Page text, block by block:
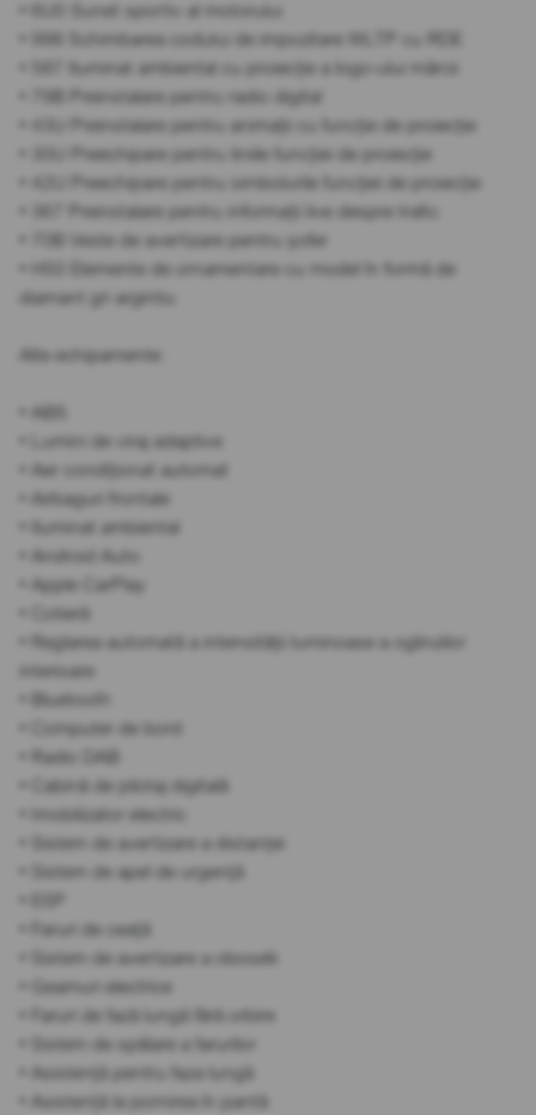
• 6U0 Sunet sportiv al motorului
• 998 Schimbarea codului de impozitare WLTP cu RDE
• 587 Iluminat ambiental cu proiecție a logo-ului mărcii
• 79B Preinstalare pentru radio digital
• 43U Preinstalare pentru animații cu funcție de proiecție
• 30U Preechipare pentru liniile funcției de proiecție
• 42U Preechipare pentru simbolurile funcției de proiecție
• 367 Preinstalare pentru informații live despre trafic
• 70B Veste de avertizare pentru șofer
• H50 Elemente de ornamentare cu model în formă de
diamant gri argintiu
Alte echipamente:
• ABS
• Lumini de viraj adaptive
• Aer condiționat automat
• Airbaguri frontale
• Iluminat ambiental
• Android Auto
• Apple CarPlay
• Cotieră
• Reglarea automată a intensității luminoase a oglinzilor
interioare
• Bluetooth
• Computer de bord
• Radio DAB
• Cabină de pilotaj digitală
• Imobilizator electric
• Sistem de avertizare a distanței
• Sistem de apel de urgență
• Faruri de ceață
• Sistem de avertizare a oboselii
• Geamuri electrice
• Faruri de fază lungă fără orbire
• Sistem de spălare a farurilor
• Asistență pentru faza lungă
• Asistență la pornirea în pantă